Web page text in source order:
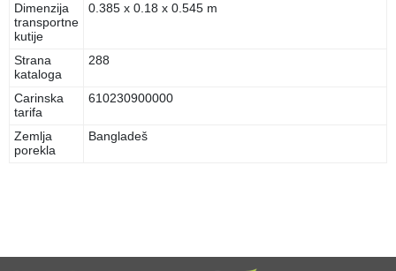
Dimenzija
transportne
kutije
0.385 x 0.18 x 0.545 m
Strana
kataloga
288
Carinska
tarifa
610230900000
Zemlja
porekla
Bangladeš